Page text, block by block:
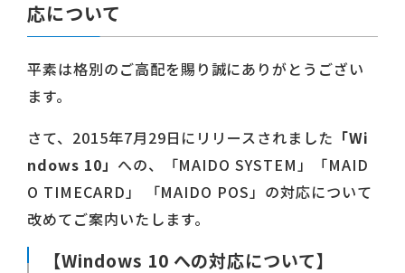
応について
平素は格別のご高配を賜り誠にありがとうござい
ます。
さて、2015年7月29日にリリースされました 「Wi
ndows 10」 への、「MAIDO SYSTEM」「MAID
O TIMECARD」 「MAIDO POS」の対応について
改めてご案内いたします。
【Windows 10 への対応について】